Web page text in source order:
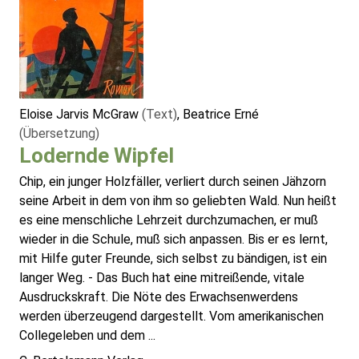
Eloise Jarvis McGraw (Text), Beatrice Erné
(Übersetzung)
Lodernde Wipfel
Chip, ein junger Holzfäller, verliert durch seinen Jähzorn
seine Arbeit in dem von ihm so geliebten Wald. Nun heißt
es eine menschliche Lehrzeit durchzumachen, er muß
wieder in die Schule, muß sich anpassen. Bis er es lernt,
mit Hilfe guter Freunde, sich selbst zu bändigen, ist ein
langer Weg. - Das Buch hat eine mitreißende, vitale
Ausdruckskraft. Die Nöte des Erwachsenwerdens
werden überzeugend dargestellt. Vom amerikanischen
Collegeleben und dem ...